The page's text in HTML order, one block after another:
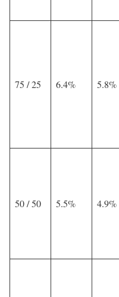
75 / 25 6.4% 5.8%
50 / 50 5.5% 4.9%